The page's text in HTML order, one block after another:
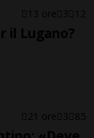
13 ore 3 12
il Lugano?
21 ore 3 85